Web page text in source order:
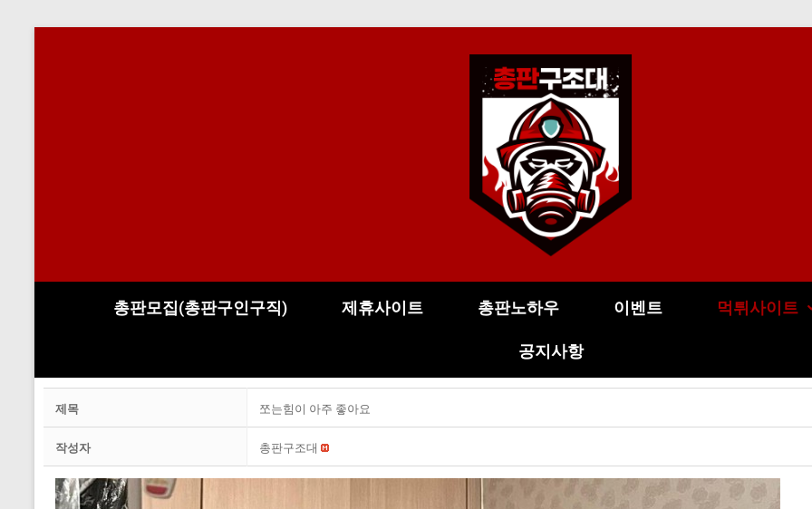
총판모집(총판구인구직) 제휴사이트 총판노하우 이벤트 먹튀사이트
공지사항
제목 쪼는힘이 아주 좋아요
작성자 총판구조대